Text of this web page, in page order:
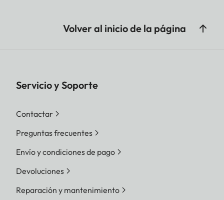
Volver al inicio de la página
Servicio y Soporte
Contactar
Preguntas frecuentes
Envío y condiciones de pago
Devoluciones
Reparación y mantenimiento